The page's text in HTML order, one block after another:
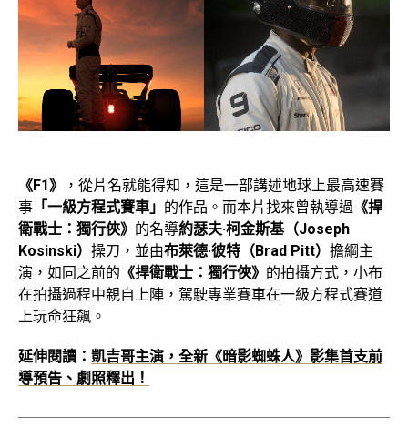
《F1》
，從片名就能得知，這是一部講述地球上最高速賽
事 「一級方程式賽車」 的作品。而本片找來曾執導過 《捍
衛戰士：獨行俠》 的名導約瑟夫·柯金斯基（Joseph
Kosinski） 操刀，並由布萊德·彼特（Brad Pitt） 擔綱主
演，如同之前的 《捍衛戰士：獨行俠》 的拍攝方式，小布
在拍攝過程中親自上陣，駕駛專業賽車在一級方程式賽道
上玩命狂飆。
延伸閱讀： 凱吉哥主演，全新《暗影蜘蛛人》影集首支前
導預告、劇照釋出！